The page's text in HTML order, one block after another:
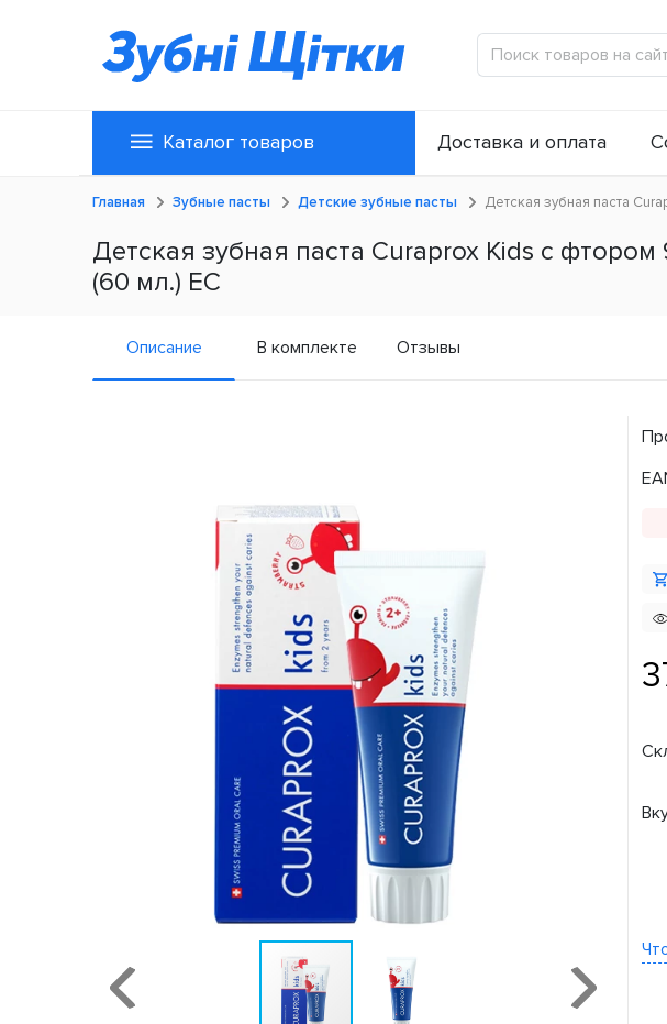
Каталог товаров Доставка и оплата
Главная Зубные пасты Детские зубные пасты Детская зубная паста
Детская зубная паста Curaprox Kids с
(60 мл.) ЕС
Описание В комплекте Отзывы